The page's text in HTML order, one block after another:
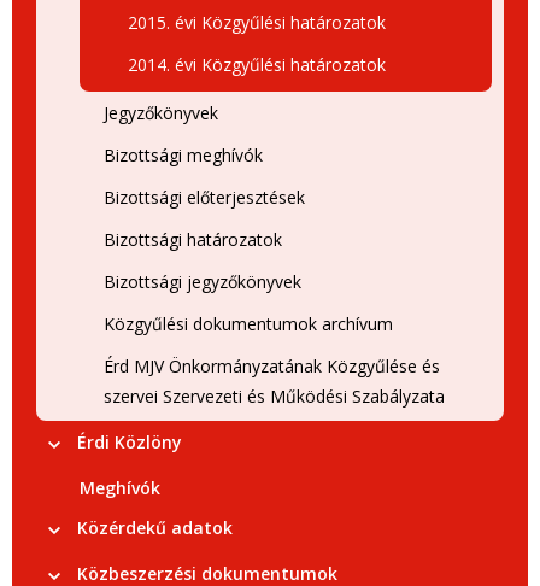
2015. évi Közgyűlési határozatok
2014. évi Közgyűlési határozatok
Jegyzőkönyvek
Bizottsági meghívók
Bizottsági előterjesztések
Bizottsági határozatok
Bizottsági jegyzőkönyvek
Közgyűlési dokumentumok archívum
Érd MJV Önkormányzatának Közgyűlése és
szervei Szervezeti és Működési Szabályzata
Érdi Közlöny
Meghívók
Közérdekű adatok
Közbeszerzési dokumentumok